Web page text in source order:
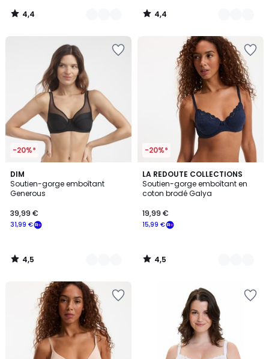
notre
programme
4,4
/
4,4
/
-20%*
DIM
Soutien-gorge emboîtant
Generous
31,99 €
39,99 €
4,5
/ 5
21
Couleurs
4,5
/
-20%*
LA REDOUTE COLLECTIONS
Soutien-gorge emboîtant en
coton brodé Galya
15,99 €
19,99 €
4,5
/ 5
4
Couleurs
4,5
/